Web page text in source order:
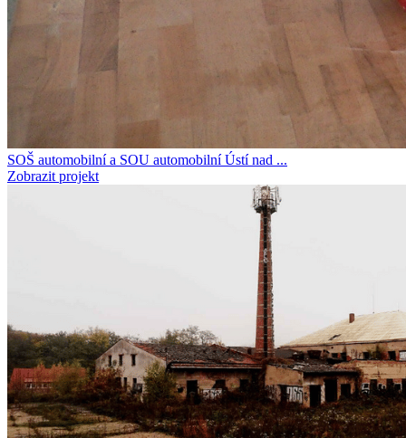
SOŠ automobilní a SOU automobilní Ústí nad ...
Zobrazit projekt